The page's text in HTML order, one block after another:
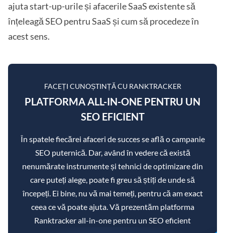
ajuta start-up-urile și afacerile SaaS existente să
înțeleagă SEO pentru SaaS și cum să procedeze în
acest sens.
FACEȚI CUNOȘTINȚĂ CU RANKTRACKER
PLATFORMA ALL-IN-ONE PENTRU UN
SEO EFICIENT
În spatele fiecărei afaceri de succes se află o campanie
SEO puternică. Dar, având în vedere că există
nenumărate instrumente și tehnici de optimizare din
care puteți alege, poate fi greu să știți de unde să
începeți. Ei bine, nu vă mai temeți, pentru că am exact
ceea ce vă poate ajuta. Vă prezentăm platforma
Ranktracker all-in-one pentru un SEO eficient